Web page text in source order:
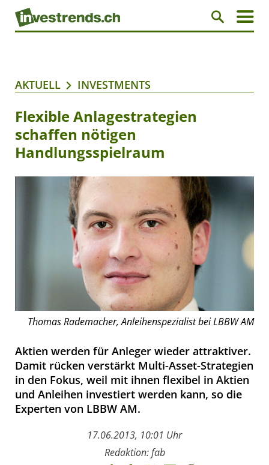
AKTUELL INVESTMENTS
Flexible Anlagestrategien
schaffen nötigen
Handlungsspielraum
Thomas Rademacher, Anleihenspezialist bei LBBW AM
Aktien werden für Anleger wieder attraktiver.
Damit rücken verstärkt Multi-Asset-Strategien
in den Fokus, weil mit ihnen flexibel in Aktien
und Anleihen investiert werden kann, so die
Experten von LBBW AM.
17.06.2013, 10:01 Uhr
Redaktion: fab